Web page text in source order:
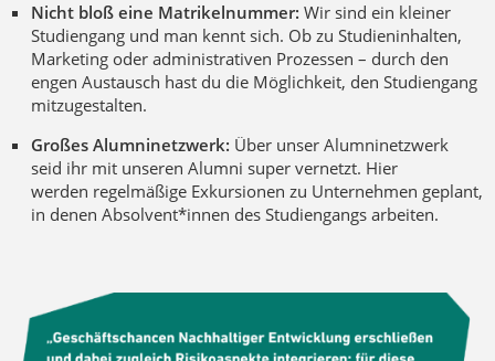
Nicht bloß eine Matrikelnummer: Wir sind ein kleiner
Studiengang und man kennt sich. Ob zu Studieninhalten,
Marketing oder administrativen Prozessen – durch den
engen Austausch hast du die Möglichkeit, den Studiengang
mitzugestalten.
Großes Alumninetzwerk: Über unser Alumninetzwerk
seid ihr mit unseren Alumni super vernetzt. Hier
werden regelmäßige Exkursionen zu Unternehmen geplant,
in denen Absolvent*innen des Studiengangs arbeiten.